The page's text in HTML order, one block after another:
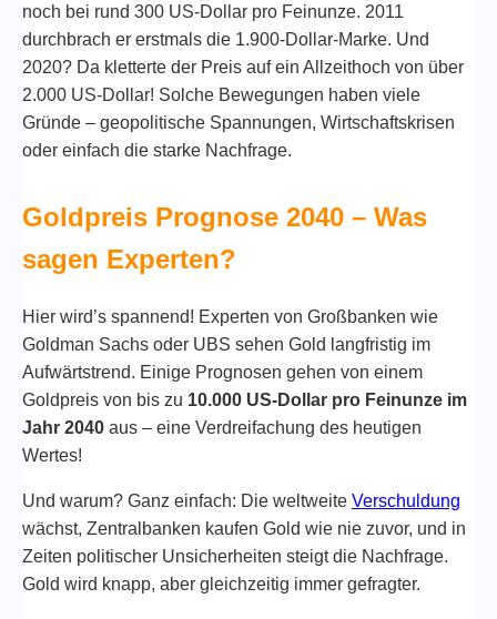
noch bei rund 300 US-Dollar pro Feinunze. 2011
durchbrach er erstmals die 1.900-Dollar-Marke. Und
2020? Da kletterte der Preis auf ein Allzeithoch von über
2.000 US-Dollar! Solche Bewegungen haben viele
Gründe – geopolitische Spannungen, Wirtschaftskrisen
oder einfach die starke Nachfrage.
Goldpreis Prognose 2040 – Was
sagen Experten?
Hier wird’s spannend! Experten von Großbanken wie
Goldman Sachs oder UBS sehen Gold langfristig im
Aufwärtstrend. Einige Prognosen gehen von einem
Goldpreis von bis zu 10.000 US-Dollar pro Feinunze im
Jahr 2040 aus – eine Verdreifachung des heutigen
Wertes!
Und warum? Ganz einfach: Die weltweite Verschuldung
wächst, Zentralbanken kaufen Gold wie nie zuvor, und in
Zeiten politischer Unsicherheiten steigt die Nachfrage.
Gold wird knapp, aber gleichzeitig immer gefragter.